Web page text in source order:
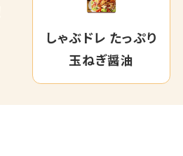
しゃぶドレ たっぷり
玉ねぎ醤油